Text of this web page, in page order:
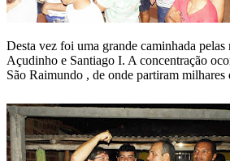
Desta vez foi uma grande caminhada pelas
Açudinho e Santiago I. A concentração
São Raimundo , de onde partiram milhares